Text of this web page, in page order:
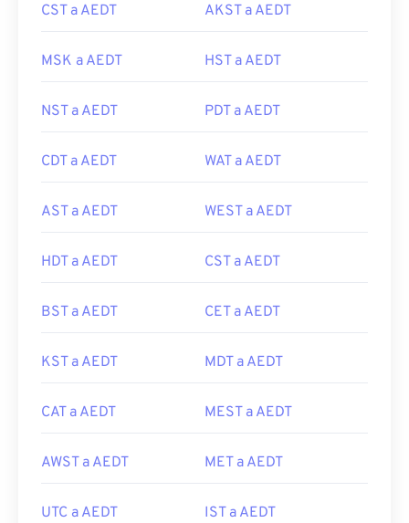
CST a AEDT AKST a AEDT
MSK a AEDT HST a AEDT
NST a AEDT PDT a AEDT
CDT a AEDT WAT a AEDT
AST a AEDT WEST a AEDT
HDT a AEDT CST a AEDT
BST a AEDT CET a AEDT
KST a AEDT MDT a AEDT
CAT a AEDT MEST a AEDT
AWST a AEDT MET a AEDT
UTC a AEDT IST a AEDT